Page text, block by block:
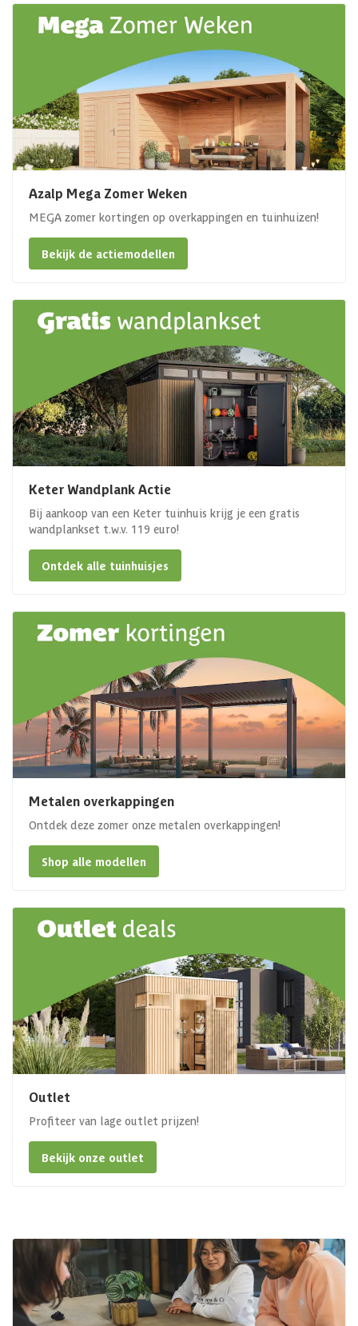
Azalp Mega Zomer Weken
MEGA zomer kortingen op overkappingen en tuinhuizen!
Bekijk de actiemodellen
Keter Wandplank Actie
Bij aankoop van een Keter tuinhuis krijg je een gratis
wandplankset t.w.v. 119 euro!
Ontdek alle tuinhuisjes
Metalen overkappingen
Ontdek deze zomer onze metalen overkappingen!
Shop alle modellen
Outlet
Profiteer van lage outlet prijzen!
Bekijk onze outlet